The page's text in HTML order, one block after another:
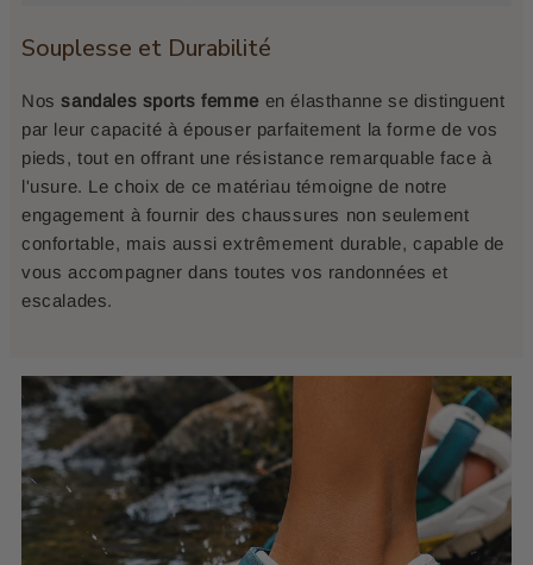
Souplesse et Durabilité
Nossandales sports femme en élasthanne se distinguent
par leur capacité à épouser parfaitement la forme de vos
pieds, tout en offrant une résistance remarquable face à
l'usure. Le choix de ce matériau témoigne de notre
engagement à fournir des chaussures non seulement
confortable, mais aussi extrêmement durable, capable de
vous accompagner dans toutes vos randonnées et
escalades.